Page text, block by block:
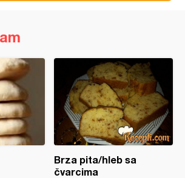
Brza pita/hleb sa
čvarcima